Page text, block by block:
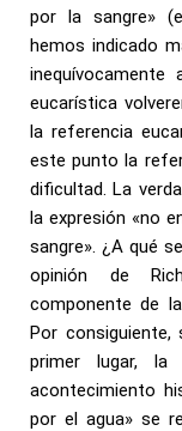
por la sangre»
hemos indicado
inequívocamente
eucarística
la referencia
este punto la
dificultad. La
la expresión «no
sangre». ¿A qué
opinión de
componente de
Por consiguiente,
primer lugar, la
acontecimiento
por el agua» se